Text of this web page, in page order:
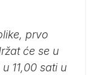
prvo
će se u
11,00 sati u